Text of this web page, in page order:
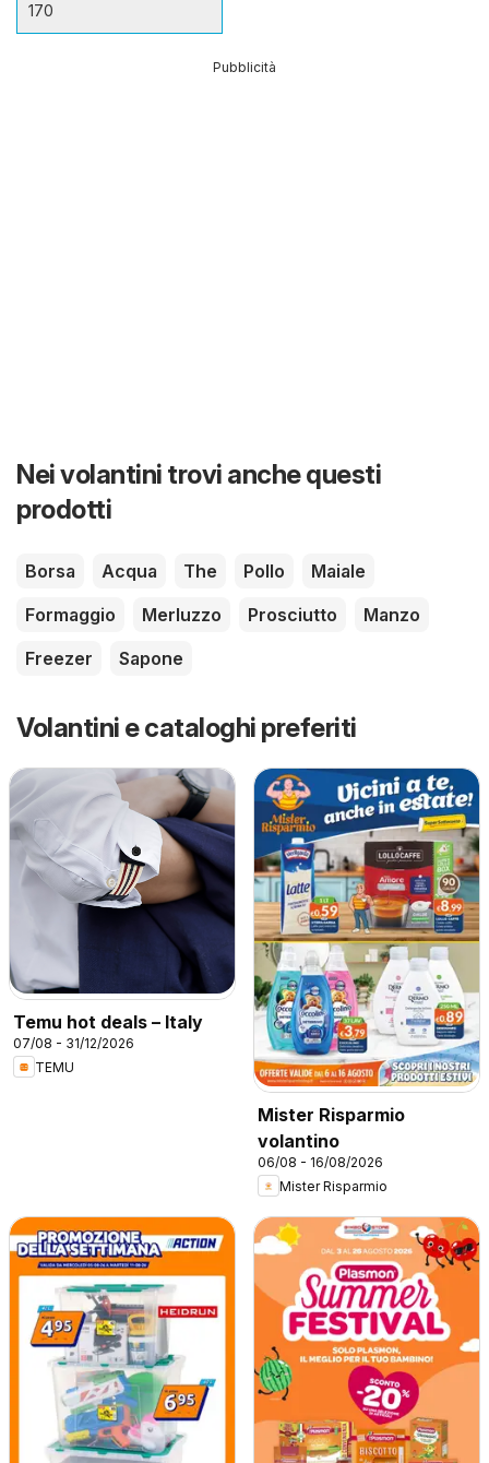
170
Pubblicità
Nei volantini trovi anche questi
prodotti
Borsa Acqua The Pollo
Maiale
Formaggio
Merluzzo Prosciutto
Manzo
Freezer
Sapone
Volantini e cataloghi preferiti
Temu hot deals – Italy
07/08 - 31/12/2026
TEMU
Mister Risparmio
volantino
06/08 - 16/08/2026
Mister Risparmio